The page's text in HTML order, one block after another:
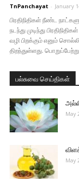
TnPanchayat - January
பிரதிநிதிகள் நீண்ட
நடந்து முடிந்து
வழி பிறக்கும் எனும்
திறந்துள்ளது.
பல்சுவை செய்திகள்
May
May